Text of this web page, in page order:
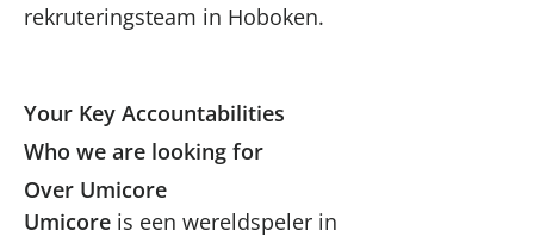
rekruteringsteam in Hoboken.
Your Key Accountabilities
Who we are looking for
Over Umicore
Umicore is een wereldspeler in